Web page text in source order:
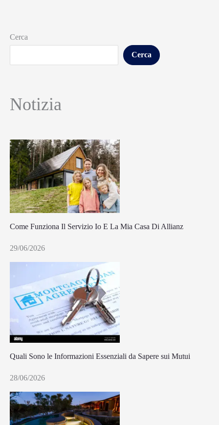
Cerca
Cerca
Notizia
Come Funziona Il Servizio Io E La Mia Casa Di Allianz
29/06/2026
Quali Sono le Informazioni Essenziali da Sapere sui Mutui
28/06/2026